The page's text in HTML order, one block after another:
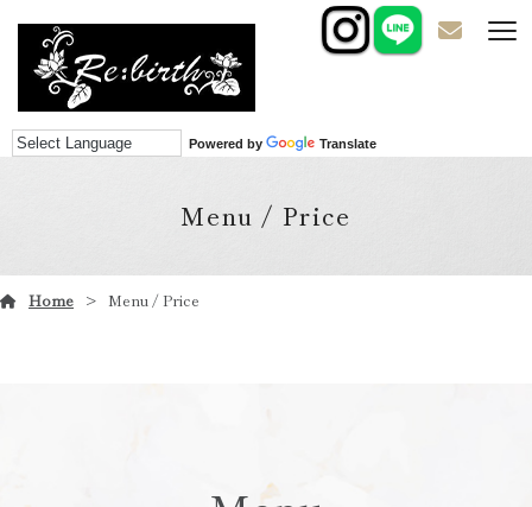
Powered by Translate
Menu / Price
Home Menu / Price